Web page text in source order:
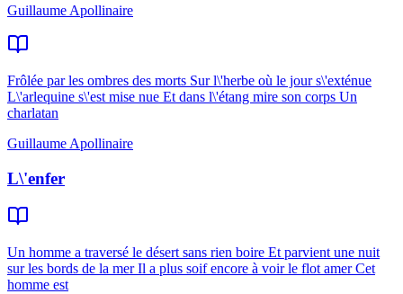
Guillaume Apollinaire
Frôlée par les ombres des morts Sur l\'herbe où le jour s\'exténue
L\'arlequine s\'est mise nue Et dans l\'étang mire son corps Un
charlatan
Guillaume Apollinaire
L\'enfer
Un homme a traversé le désert sans rien boire Et parvient une nuit
sur les bords de la mer Il a plus soif encore à voir le flot amer Cet
homme est